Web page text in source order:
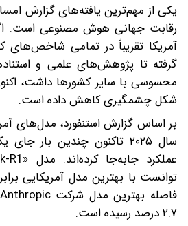
یکی از مهم‌ترین یافته‌های گزارش
رقابت جهانی هوش مصنوعی است.
آمریکا تقریباً در تمامی شاخص‌های
گرفته تا پژوهش‌های علمی و
محسوسی با سایر کشورها داشت،
شکل چشمگیری کاهش داده است.
بر اساس گزارش استنفورد، مدل‌های
سال ۲۰۲۵ تاکنون چندین بار
۲.۷ درصد رسیده است.